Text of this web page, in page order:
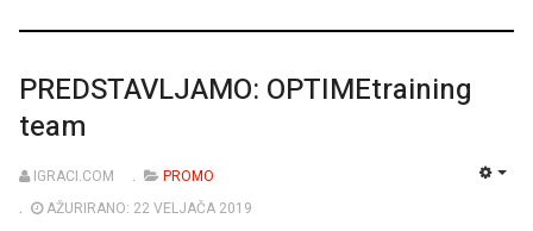
PREDSTAVLJAMO: OPTIMEtraining
team
IGRACI.COM
PROMO
AŽURIRANO: 22 VELJAČA 2019